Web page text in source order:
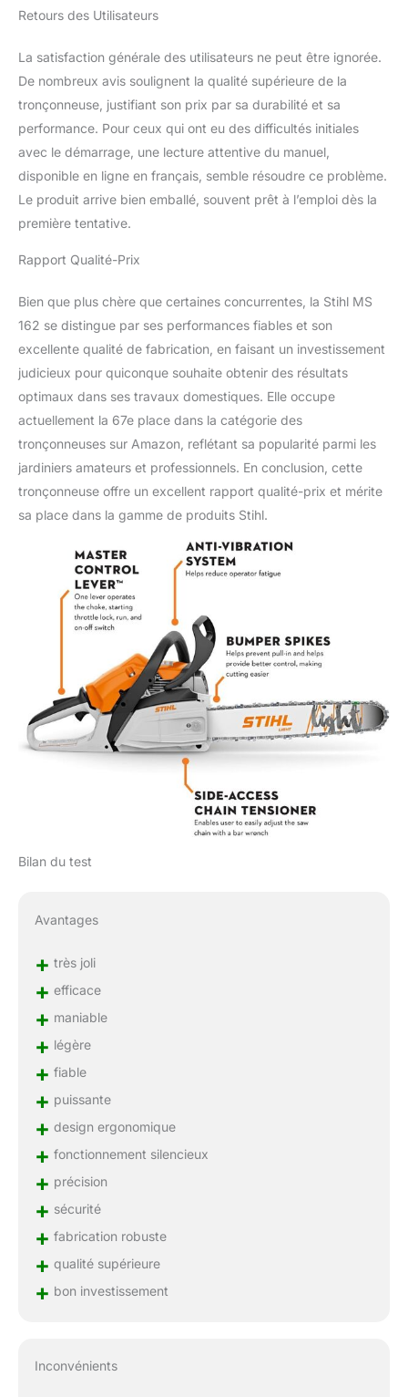
Retours des Utilisateurs
La satisfaction générale des utilisateurs ne peut être ignorée.
De nombreux avis soulignent la qualité supérieure de la
tronçonneuse, justifiant son prix par sa durabilité et sa
performance. Pour ceux qui ont eu des difficultés initiales
avec le démarrage, une lecture attentive du manuel,
disponible en ligne en français, semble résoudre ce problème.
Le produit arrive bien emballé, souvent prêt à l’emploi dès la
première tentative.
Rapport Qualité-Prix
Bien que plus chère que certaines concurrentes, la Stihl MS
162 se distingue par ses performances fiables et son
excellente qualité de fabrication, en faisant un investissement
judicieux pour quiconque souhaite obtenir des résultats
optimaux dans ses travaux domestiques. Elle occupe
actuellement la 67e place dans la catégorie des
tronçonneuses sur Amazon, reflétant sa popularité parmi les
jardiniers amateurs et professionnels. En conclusion, cette
tronçonneuse offre un excellent rapport qualité-prix et mérite
sa place dans la gamme de produits Stihl.
Bilan du test
Avantages
+ très joli
+ efficace
+ maniable
+ légère
+ fiable
+ puissante
+ design ergonomique
+ fonctionnement silencieux
+ précision
+ sécurité
+ fabrication robuste
+ qualité supérieure
+ bon investissement
Inconvénients